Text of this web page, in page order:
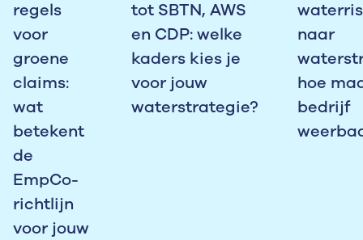
regels
voor
groene
claims:
wat
betekent
de
EmpCo-
richtlijn
voor jouw
tot SBTN, AWS
en CDP: welke
kaders kies je
voor jouw
waterstrategie?
naar
hoe
bedrijf